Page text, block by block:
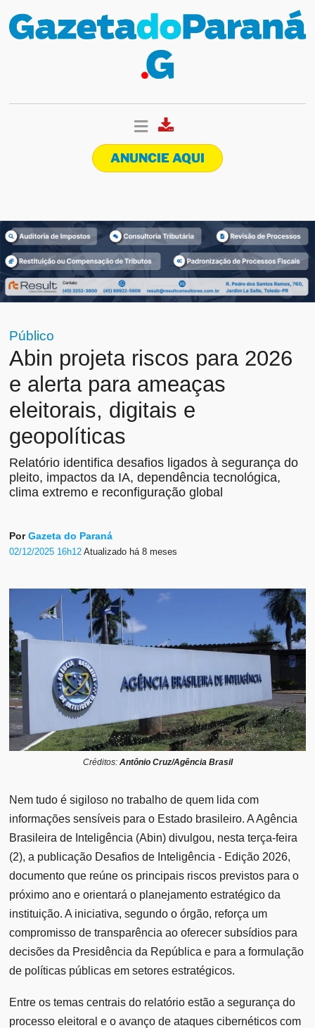
ANUNCIE AQUI
Público
Abin projeta riscos para 2026
e alerta para ameaças
eleitorais, digitais e
geopolíticas
Relatório identifica desafios ligados à segurança do
pleito, impactos da IA, dependência tecnológica,
clima extremo e reconfiguração global
PorGazeta do Paraná
02/12/2025 16h12Atualizado há 8 meses
Créditos: Antônio Cruz/Agência Brasil
Nem tudo é sigiloso no trabalho de quem lida com
informações sensíveis para o Estado brasileiro. A Agência
Brasileira de Inteligência (Abin) divulgou, nesta terça-feira
(2), a publicação Desafios de Inteligência - Edição 2026,
documento que reúne os principais riscos previstos para o
próximo ano e orientará o planejamento estratégico da
instituição. A iniciativa, segundo o órgão, reforça um
compromisso de transparência ao oferecer subsídios para
decisões da Presidência da República e para a formulação
de políticas públicas em setores estratégicos.
Entre os temas centrais do relatório estão a segurança do
processo eleitoral e o avanço de ataques cibernéticos com